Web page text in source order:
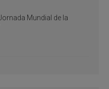
Mundial de la